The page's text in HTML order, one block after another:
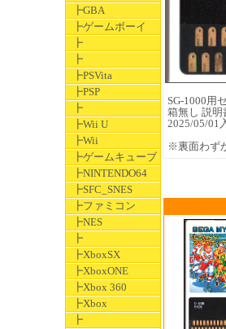
┣GBA
┣ゲームボーイ
┣
┣
┣PSVita
┣PSP
┣
┣Wii U
┣Wii
┣ゲームキューブ
┣NINTENDO64
┣SFC_SNES
┣ファミコン
┣NES
┣
┣XboxSX
┣XboxONE
┣Xbox 360
┣Xbox
┣
SG-1000用
箱無し 説明
2025/05/01
※裏面わず